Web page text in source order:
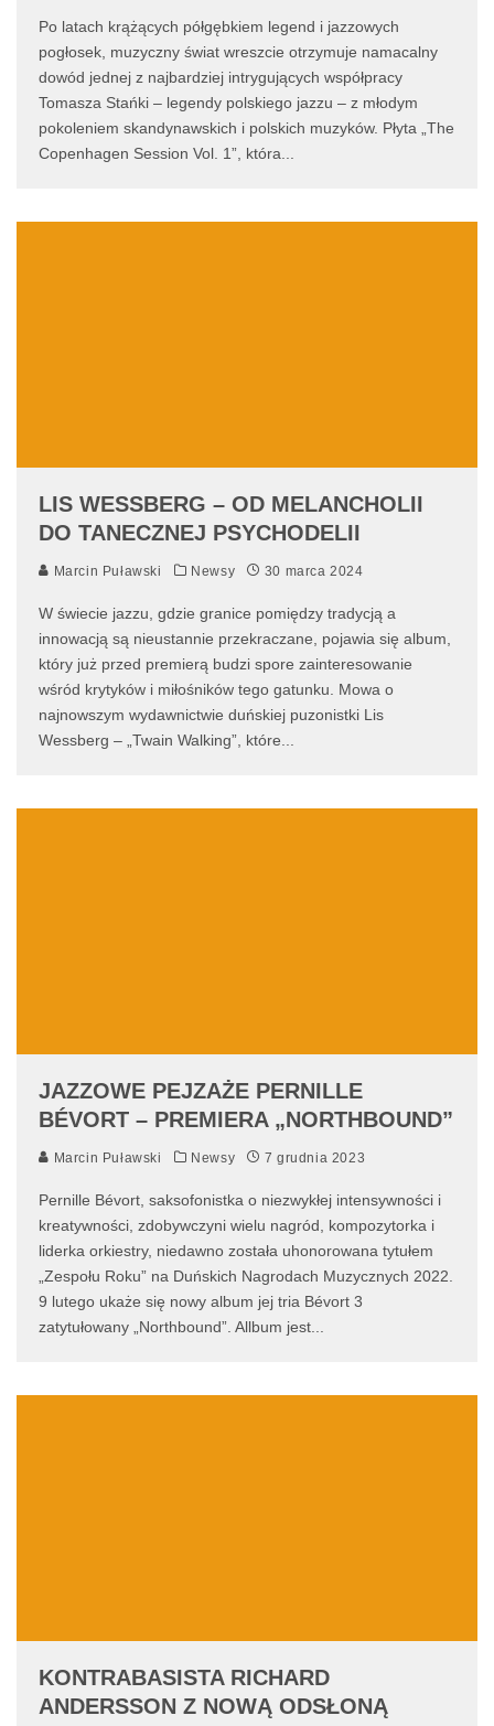
Po latach krążących półgębkiem legend i jazzowych
pogłosek, muzyczny świat wreszcie otrzymuje namacalny
dowód jednej z najbardziej intrygujących współpracy
Tomasza Stańki – legendy polskiego jazzu – z młodym
pokoleniem skandynawskich i polskich muzyków. Płyta „The
Copenhagen Session Vol. 1”, która
LIS WESSBERG – OD MELANCHOLII
DO TANECZNEJ PSYCHODELII
Marcin Puławski Newsy 30 marca 2024
W świecie jazzu, gdzie granice pomiędzy tradycją a
innowacją są nieustannie przekraczane, pojawia się album,
który już przed premierą budzi spore zainteresowanie
wśród krytyków i miłośników tego gatunku. Mowa o
najnowszym wydawnictwie duńskiej puzonistki Lis
Wessberg – „Twain Walking”, które
JAZZOWE PEJZAŻE PERNILLE
BÉVORT – PREMIERA „NORTHBOUND”
Marcin Puławski Newsy 7 grudnia 2023
Pernille Bévort, saksofonistka o niezwykłej intensywności i
kreatywności, zdobywczyni wielu nagród, kompozytorka i
liderka orkiestry, niedawno została uhonorowana tytułem
„Zespołu Roku” na Duńskich Nagrodach Muzycznych 2022.
9 lutego ukaże się nowy album jej tria Bévort 3
zatytułowany „Northbound”. Allbum jest
KONTRABASISTA RICHARD
ANDERSSON Z NOWĄ ODSŁONĄ